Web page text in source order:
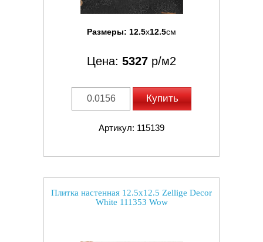
Размеры: 12.5x12.5см
Цена: 5327 р/м2
Купить
Артикул: 115139
Плитка настенная 12.5x12.5 Zellige Decor
White 111353 Wow